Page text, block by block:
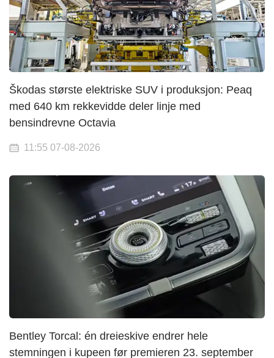
Škodas største elektriske SUV i produksjon: Peaq
med 640 km rekkevidde deler linje med
bensindrevne Octavia
11:55 07-08-2026
Bentley Torcal: én dreieskive endrer hele
stemningen i kupeen før premieren 23. september